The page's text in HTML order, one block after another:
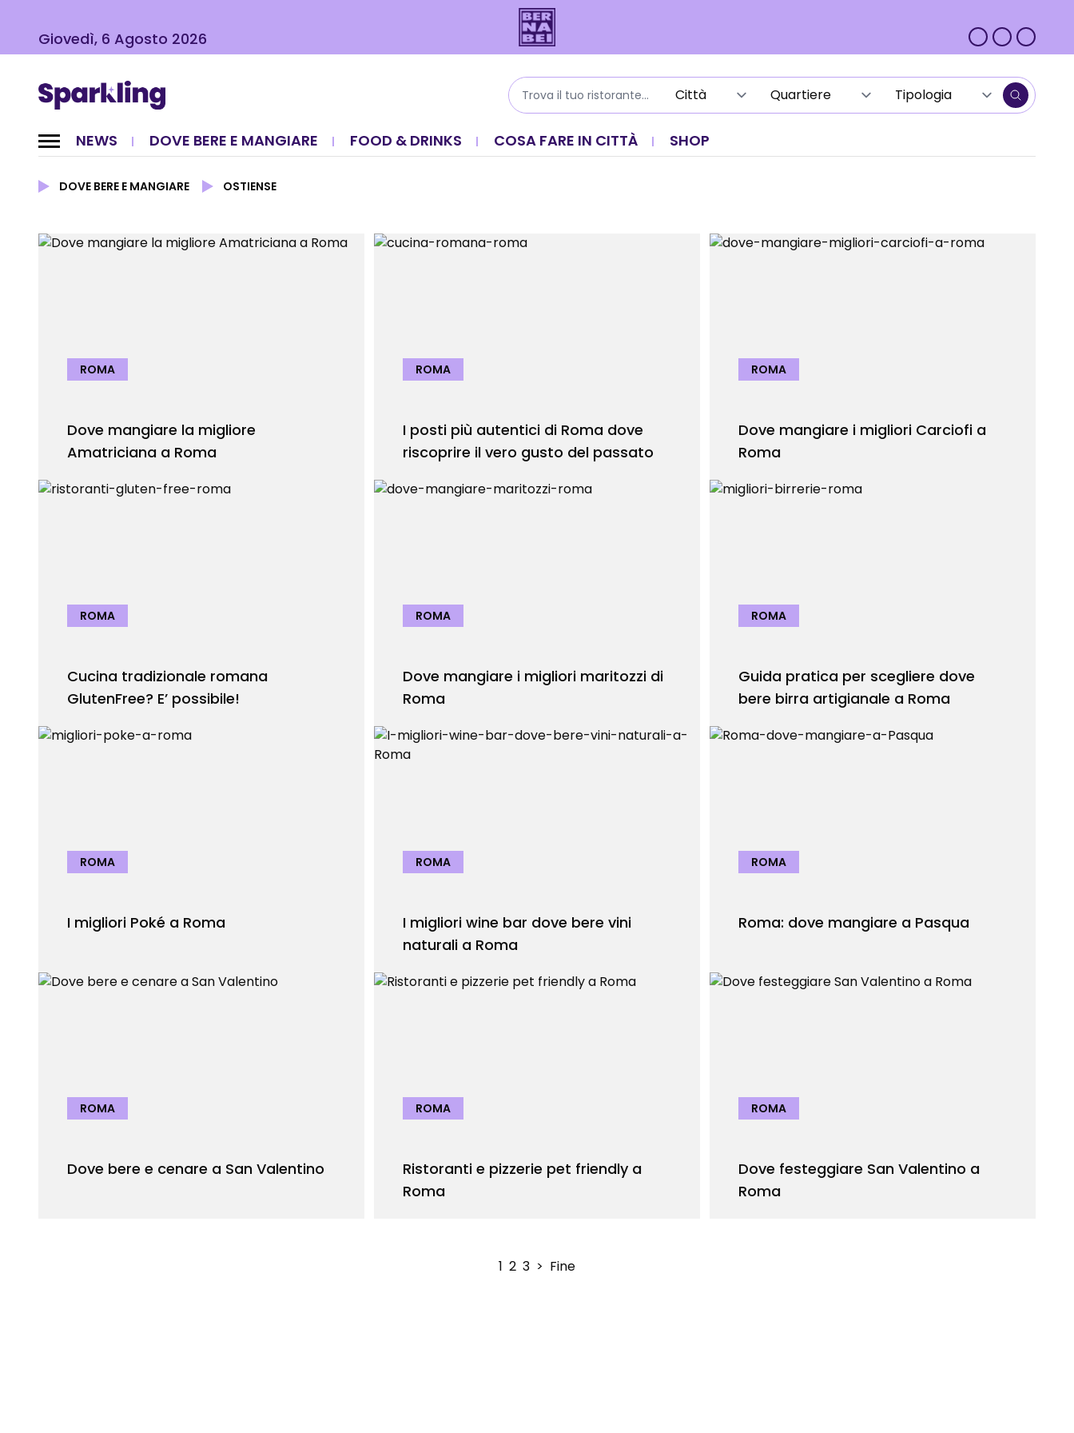
Giovedì, 6 Agosto 2026
NEWS DOVE BERE E MANGIARE FOOD & DRINKS COSA FARE IN CITTÀ SHOP
DOVE BERE E MANGIARE OSTIENSE
ROMA
Dove mangiare la migliore
Amatriciana a Roma
ROMA
I posti più autentici di Roma dove
riscoprire il vero gusto del passato
ROMA
Dove mangiare i migliori Carciofi a
Roma
ROMA
Cucina tradizionale romana
GlutenFree? E’ possibile!
ROMA
Dove mangiare i migliori maritozzi di
Roma
ROMA
Guida pratica per scegliere dove
bere birra artigianale a Roma
ROMA
I migliori Poké a Roma
ROMA
I migliori wine bar dove bere vini
naturali a Roma
ROMA
Roma: dove mangiare a Pasqua
ROMA
Dove bere e cenare a San Valentino
ROMA
Ristoranti e pizzerie pet friendly a
Roma
ROMA
Dove festeggiare San Valentino a
Roma
1 2 3 > Fine